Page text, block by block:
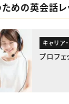
めの英会話レ
キャリア
プロフ